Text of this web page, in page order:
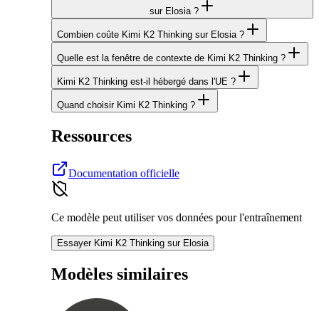
sur Elosia ?
Combien coûte Kimi K2 Thinking sur Elosia ?
Quelle est la fenêtre de contexte de Kimi K2 Thinking ?
Kimi K2 Thinking est-il hébergé dans l'UE ?
Quand choisir Kimi K2 Thinking ?
Ressources
Documentation officielle
Ce modèle peut utiliser vos données pour l'entraînement
Essayer Kimi K2 Thinking sur Elosia
Modèles similaires